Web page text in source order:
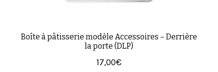
Boîte à pâtisserie modèle Accessoires – Derrière
la porte (DLP)
17,00€